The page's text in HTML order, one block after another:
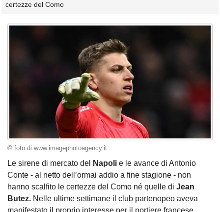
certezze del Como
© foto di www.imagephotoagency.it
Le sirene di mercato del Napoli e le avance di Antonio
Conte - al netto dell’ormai addio a fine stagione - non
hanno scalfito le certezze del Como né quelle di Jean
Butez. Nelle ultime settimane il club partenopeo aveva